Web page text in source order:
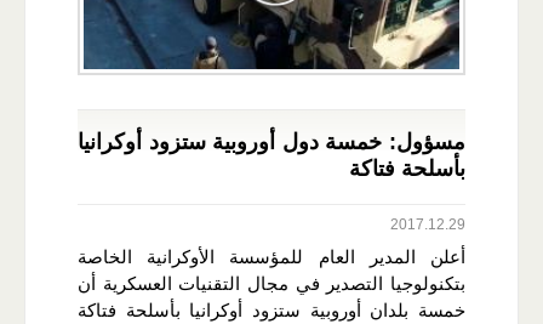
مسؤول: خمسة دول أوروبية ستزود أوكرانيا
بأسلحة فتاكة
2017.12.29
أعلن المدير العام للمؤسسة الأوكرانية الخاصة
بتكنولوجيا التصدير في مجال التقنيات العسكرية أن
خمسة بلدان أوروبية ستزود أوكرانيا بأسلحة فتاكة